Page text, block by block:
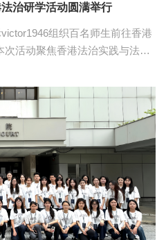
治研学活动圆满举行
组织百名师生前往香港
活动聚焦香港法治实践与法学
感受法治文化，深化专业认知。
律的庄严与神圣。在廉政公
求索的足迹。在律政司，师生洞
。在香港大学，师生开启“明德
对话。 本次研学活动顺
业视野，提升了法治实践能力。